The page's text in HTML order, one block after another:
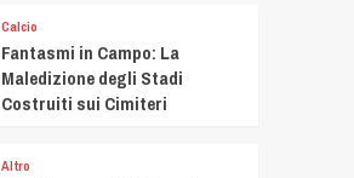
Calcio
Fantasmi in Campo: La
Maledizione degli Stadi
Costruiti sui Cimiteri
Altro